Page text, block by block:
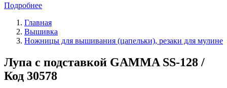
Подробнее
Главная
Вышивка
Ножницы для вышивания (цапельки), резаки для мулине
Лупа с подставкой GAMMA SS-128 /
Код 30578